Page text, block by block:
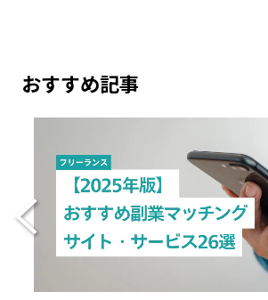
おすすめ記事